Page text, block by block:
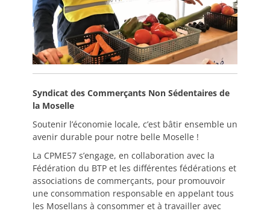
Syndicat des Commerçants Non Sédentaires de
la Moselle
Soutenir l’économie locale, c’est bâtir ensemble un
avenir durable pour notre belle Moselle !
La CPME57 s’engage, en collaboration avec la
Fédération du BTP et les différentes fédérations et
associations de commerçants, pour promouvoir
une consommation responsable en appelant tous
les Mosellans à consommer et à travailler avec